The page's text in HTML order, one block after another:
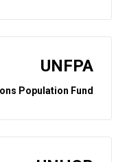
UNFPA
Population Fund